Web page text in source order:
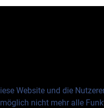
Website und die
nicht mehr alle